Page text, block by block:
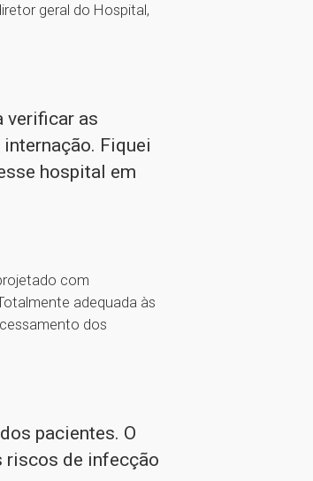
geral do Hospital,
verificar as
Fiquei
hospital em
com
adequada às
dos
pacientes. O
riscos de infecção